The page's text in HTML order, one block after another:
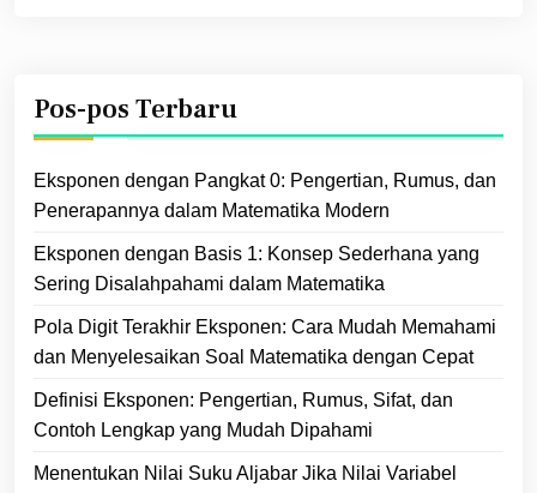
Pos-pos Terbaru
Eksponen dengan Pangkat 0: Pengertian, Rumus, dan
Penerapannya dalam Matematika Modern
Eksponen dengan Basis 1: Konsep Sederhana yang
Sering Disalahpahami dalam Matematika
Pola Digit Terakhir Eksponen: Cara Mudah Memahami
dan Menyelesaikan Soal Matematika dengan Cepat
Definisi Eksponen: Pengertian, Rumus, Sifat, dan
Contoh Lengkap yang Mudah Dipahami
Menentukan Nilai Suku Aljabar Jika Nilai Variabel